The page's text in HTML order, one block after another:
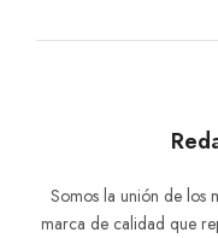
Somos la unión de los
marca de calidad que